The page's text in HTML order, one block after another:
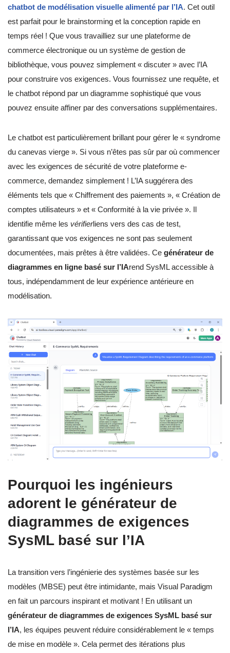
chatbot de modélisation visuelle alimenté par l’IA. Cet outil
est parfait pour le brainstorming et la conception rapide en
temps réel ! Que vous travailliez sur une plateforme de
commerce électronique ou un système de gestion de
bibliothèque, vous pouvez simplement « discuter » avec l’IA
pour construire vos exigences. Vous fournissez une requête, et
le chatbot répond par un diagramme sophistiqué que vous
pouvez ensuite affiner par des conversations supplémentaires.
Le chatbot est particulièrement brillant pour gérer le « syndrome
du canevas vierge ». Si vous n’êtes pas sûr par où commencer
avec les exigences de sécurité de votre plateforme e-
commerce, demandez simplement ! L’IA suggérera des
éléments tels que « Chiffrement des paiements », « Création de
comptes utilisateurs » et « Conformité à la vie privée ». Il
identifie même les vérifierliens vers des cas de test,
garantissant que vos exigences ne sont pas seulement
documentées, mais prêtes à être validées. Ce générateur de
diagrammes en ligne basé sur l’IArend SysML accessible à
tous, indépendamment de leur expérience antérieure en
modélisation.
Pourquoi les ingénieurs
adorent le générateur de
diagrammes de exigences
SysML basé sur l’IA
La transition vers l’ingénierie des systèmes basée sur les
modèles (MBSE) peut être intimidante, mais Visual Paradigm
en fait un parcours inspirant et motivant ! En utilisant un
générateur de diagrammes de exigences SysML basé sur
l’IA, les équipes peuvent réduire considérablement le « temps
de mise en modèle ». Cela permet des itérations plus